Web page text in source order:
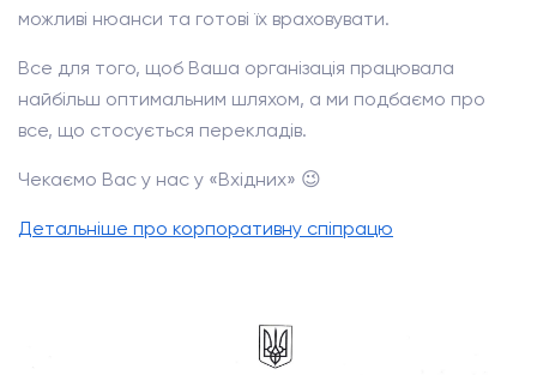
можливі нюанси та готові їх враховувати.
Все для того, щоб Ваша організація працювала
найбільш оптимальним шляхом, а ми подбаємо про
все, що стосується перекладів.
Чекаємо Вас у нас у «Вхідних» 😉
Детальніше про корпоративну спіпрацю